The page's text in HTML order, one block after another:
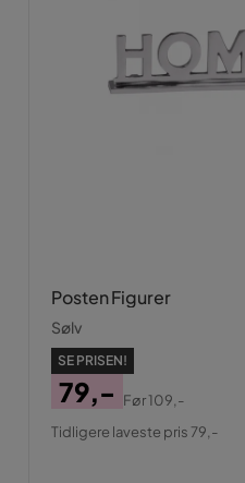
Posten Figurer
Sølv
SE PRISEN!
Pris
79,-
Original
Før109,-
Tidligere laveste pris 79,-